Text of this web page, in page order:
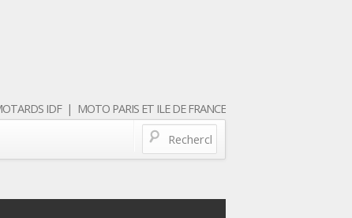
IDF | MOTO PARIS ET ILE DE FRANCE